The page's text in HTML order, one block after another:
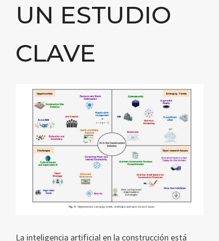
UN ESTUDIO
CLAVE
La inteligencia artificial en la construcción está